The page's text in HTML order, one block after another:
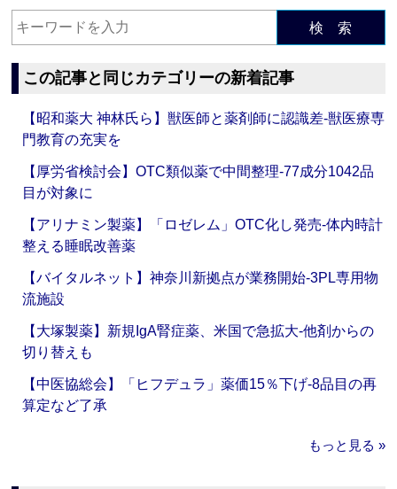
検 索
この記事と同じカテゴリーの新着記事
【昭和薬大 神林氏ら】獣医師と薬剤師に認識差‐獣医療専
門教育の充実を
【厚労省検討会】OTC類似薬で中間整理‐77成分1042品
目が対象に
【アリナミン製薬】「ロゼレム」OTC化し発売‐体内時計
整える睡眠改善薬
【バイタルネット】神奈川新拠点が業務開始‐3PL専用物
流施設
【大塚製薬】新規IgA腎症薬、米国で急拡大‐他剤からの
切り替えも
【中医協総会】「ヒフデュラ」薬価15％下げ‐8品目の再
算定など了承
もっと見る »